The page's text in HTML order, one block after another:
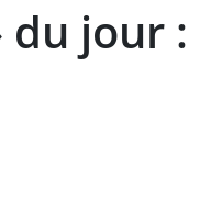
du jour :